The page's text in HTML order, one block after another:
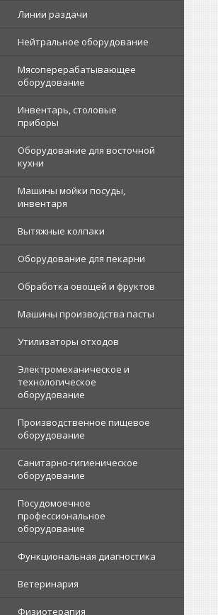
Линии раздачи
Нейтральное оборудование
Мясоперерабатывающее
оборудование
Инвентарь, столовые
приборы
Оборудование для восточной
кухни
Машины мойки посуды,
инвентаря
Вытяжные колпаки
Оборудование для пекарни
Обработка овощей и фруктов
Машины производства пасты
Утилизаторы отходов
Электромеханическое и
технологическое
оборудование
Производственное пищевое
оборудование
Санитарно-гигиеническое
оборудование
Посудомоечное
профессиональное
оборудование
Функциональная диагностика
Ветеринария
Физиотерапия